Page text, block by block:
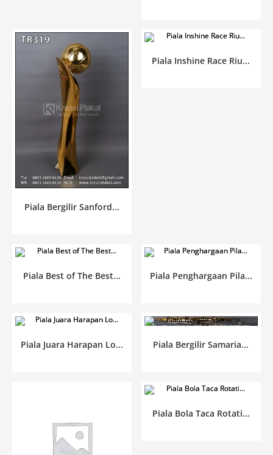
Piala Bergilir Sanford...
Piala Inshine Race Riu...
Piala Best of The Best... Piala Penghargaan Pila...
Piala Juara Harapan Lo... Piala Bergilir Samaria...
Piala Bola Taca Rotati...